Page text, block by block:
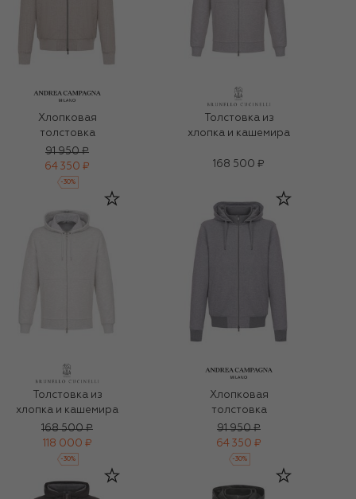
Хлопковая
толстовка
91 950 ₽
64 350 ₽
-30%
Толстовка из
хлопка и кашемира
168 500 ₽
Толстовка из
хлопка и кашемира
168 500 ₽
118 000 ₽
-30%
Хлопковая
толстовка
91 950 ₽
64 350 ₽
-30%